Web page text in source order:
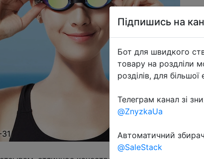
Підпишись на
Бот для швидкого
товару на роздліли
розділів, для більшої
Телеграм канал зі
@ZnyzkaUa
Автоматичний
@SaleStack